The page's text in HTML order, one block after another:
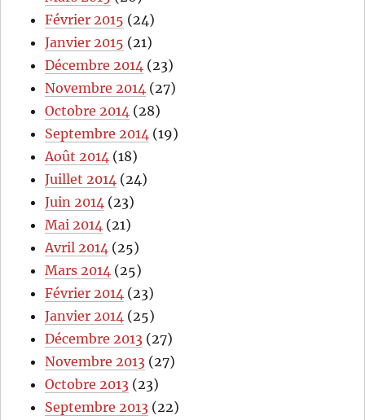
Février 2015 (24)
Janvier 2015 (21)
Décembre 2014 (23)
Novembre 2014 (27)
Octobre 2014 (28)
Septembre 2014 (19)
Août 2014 (18)
Juillet 2014 (24)
Juin 2014 (23)
Mai 2014 (21)
Avril 2014 (25)
Mars 2014 (25)
Février 2014 (23)
Janvier 2014 (25)
Décembre 2013 (27)
Novembre 2013 (27)
Octobre 2013 (23)
Septembre 2013 (22)